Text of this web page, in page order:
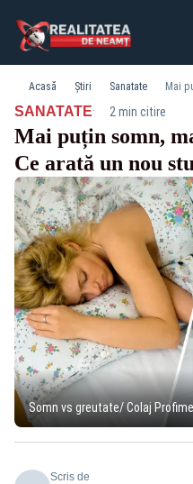
Acasă Știri Sanatate
SANATATE· 2 min citire
Mai puțin somn,
Ce arată un nou
Somn vs greutate/ Colaj
Scris de